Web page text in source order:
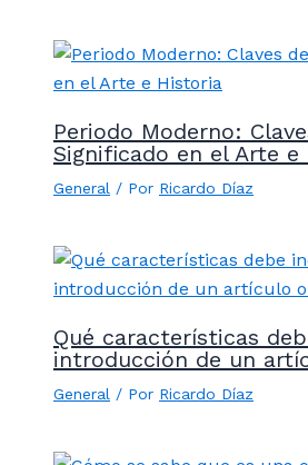
Periodo Moderno:
Significado en el Arte
General / Por Ricardo Díaz
Qué características
introducción de un
General / Por Ricardo Díaz